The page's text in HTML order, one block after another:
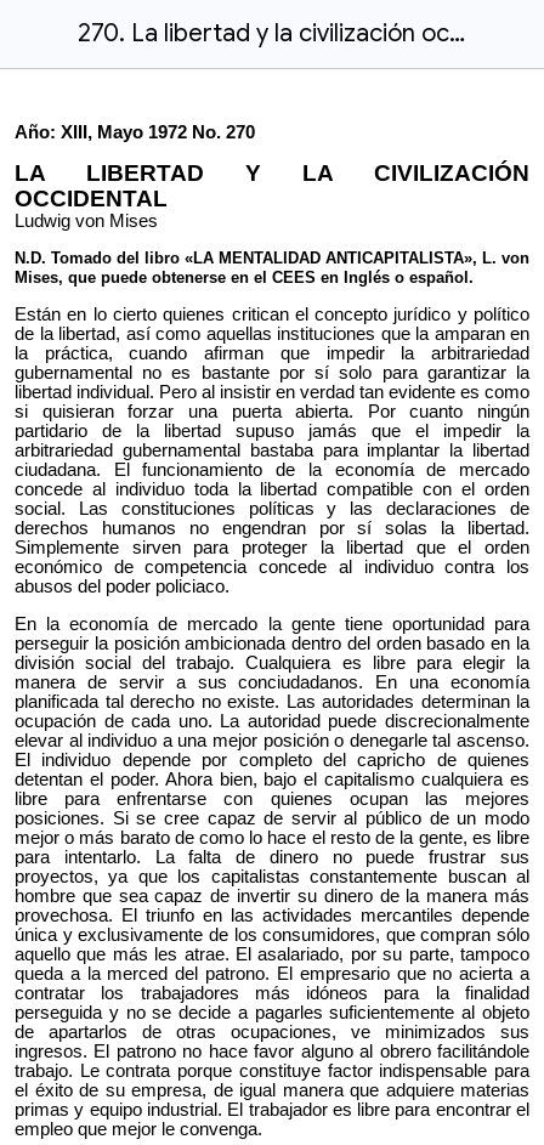
270. La libertad y la civilización occidental.docx
Año: XIII, Mayo 1972 No. 270
LA LIBERTAD Y LA CIVILIZACIÓN
OCCIDENTAL
Ludwig von Mises
N.D. Tomado del libro «LA MENTALIDAD ANTICAPITALISTA», L. von
Mises, que puede obtenerse en el CEES en Inglés o español.
Están en lo cierto quienes critican el concepto jurídico y político
de la libertad, así como aquellas instituciones que la amparan en
la práctica, cuando afirman que impedir la arbitrariedad
gubernamental no es bastante por sí solo para garantizar la
libertad individual. Pero al insistir en verdad tan evidente es como
si quisieran forzar una puerta abierta. Por cuanto ningún
partidario de la libertad supuso jamás que el impedir la
arbitrariedad gubernamental bastaba para implantar la libertad
ciudadana. El funcionamiento de la economía de mercado
concede al individuo toda la libertad compatible con el orden
social. Las constituciones políticas y las declaraciones de
derechos humanos no engendran por sí solas la libertad.
Simplemente sirven para proteger la libertad que el orden
económico de competencia concede al individuo contra los
abusos del poder policiaco.
En la economía de mercado la gente tiene oportunidad para
perseguir la posición ambicionada dentro del orden basado en la
división social del trabajo. Cualquiera es libre para elegir la
manera de servir a sus conciudadanos. En una economía
planificada tal derecho no existe. Las autoridades determinan la
ocupación de cada uno. La autoridad puede discrecionalmente
elevar al individuo a una mejor posición o denegarle tal ascenso.
El individuo depende por completo del capricho de quienes
detentan el poder. Ahora bien, bajo el capitalismo cualquiera es
libre para enfrentarse con quienes ocupan las mejores
posiciones. Si se cree capaz de servir al público de un modo
mejor o más barato de como lo hace el resto de la gente, es libre
para intentarlo. La falta de dinero no puede frustrar sus
proyectos, ya que los capitalistas constantemente buscan al
hombre que sea capaz de invertir su dinero de la manera más
provechosa. El triunfo en las actividades mercantiles depende
única y exclusivamente de los consumidores, que compran sólo
aquello que más les atrae. El asalariado, por su parte, tampoco
queda a la merced del patrono. El empresario que no acierta a
contratar los trabajadores más idóneos para la finalidad
perseguida y no se decide a pagarles suficientemente al objeto
de apartarlos de otras ocupaciones, ve minimizados sus
ingresos. El patrono no hace favor alguno al obrero facilitándole
trabajo. Le contrata porque constituye factor indispensable para
el éxito de su empresa, de igual manera que adquiere materias
primas y equipo industrial. El trabajador es libre para encontrar el
empleo que mejor le convenga.